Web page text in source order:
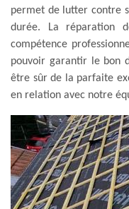
permet de lutter contre
durée. La réparation
compétence
pouvoir garantir le bon
être sûr de la parfaite
en relation avec notre